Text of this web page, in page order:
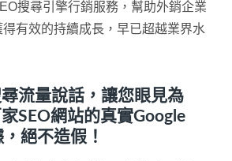
搜尋引擎行銷服務，幫助外銷企業
有效的持續成長，早已超越業界水
流量說話，讓您眼見為
SEO網站的真實Google
絕不造假！